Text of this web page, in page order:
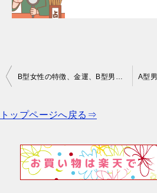
投
ナ
B型女性の特徴、金運、B型男性との相性、アプローチ方法、有名人
トップページへ戻る⇒